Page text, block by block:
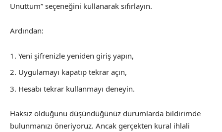
Unuttum” seçeneğini kullanarak sıfırlayın.
Ardından:
Yeni şifrenizle yeniden giriş yapın,
Uygulamayı kapatıp tekrar açın,
Hesabı tekrar kullanmayı deneyin.
Haksız olduğunu düşündüğünüz durumlarda bildirimde
bulunmanızı öneriyoruz. Ancak gerçekten kural ihlali